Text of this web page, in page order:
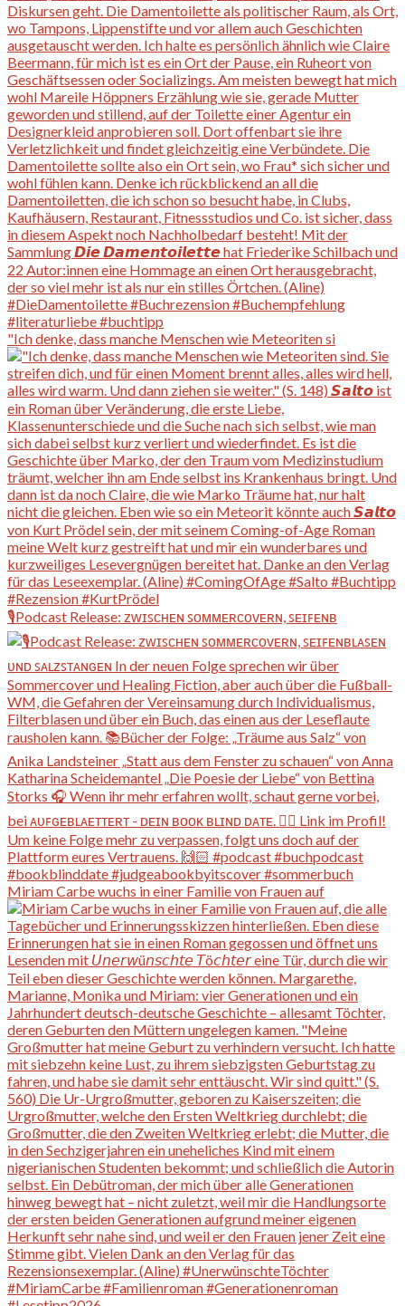
"Ich denke, dass manche Menschen wie Meteoriten si
🎙️Podcast Release: ᴢᴡɪꜱᴄʜᴇɴ ꜱᴏᴍᴍᴇʀᴄᴏᴠᴇʀɴ, ꜱᴇɪꜰᴇɴʙ
Miriam Carbe wuchs in einer Familie von Frauen auf